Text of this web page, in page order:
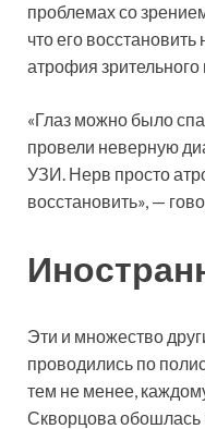
проблемах со
что его
атрофия зрительного
«Глаз можно было
провели неверную
УЗИ. Нерв просто
восстановить», —
Эти и множество
проводились по
тем не менее,
Скворцова обошлась